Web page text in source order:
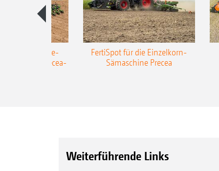
Anhänge-
Precea-
FertiSpot für die Einzelkorn-
Sämaschine Precea
Weiterführende Links